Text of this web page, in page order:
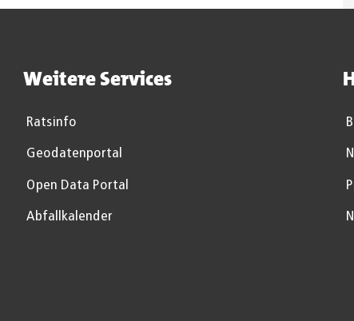
Weitere Services
Ratsinfo
Geodatenportal
Open Data Portal
Abfallkalender